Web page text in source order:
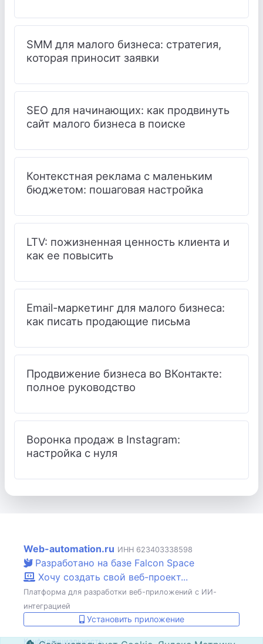
SMM для малого бизнеса: стратегия,
которая приносит заявки
SEO для начинающих: как продвинуть
сайт малого бизнеса в поиске
Контекстная реклама с маленьким
бюджетом: пошаговая настройка
LTV: пожизненная ценность клиента и
как ее повысить
Email-маркетинг для малого бизнеса:
как писать продающие письма
Продвижение бизнеса во ВКонтакте:
полное руководство
Воронка продаж в Instagram:
настройка с нуля
Web-automation.ru ИНН 623403338598
Разработано на базе Falcon Space
Хочу создать свой веб-проект...
Платформа для разработки веб-приложений с ИИ-
интеграцией
Установить приложение
Конфиденциальность